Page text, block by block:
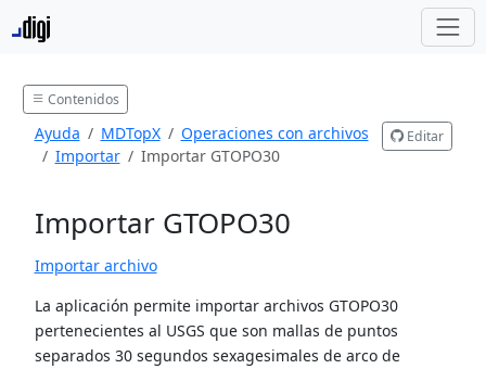
Contenidos
Ayuda MDTopX
Operaciones con archivos
Importar
Importar GTOPO30
Editar
Importar GTOPO30
Importar archivo
La aplicación permite importar archivos GTOPO30
pertenecientes al USGS que son mallas de puntos
separados 30 segundos sexagesimales de arco de